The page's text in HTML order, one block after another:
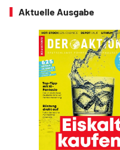
Aktuelle Ausgabe